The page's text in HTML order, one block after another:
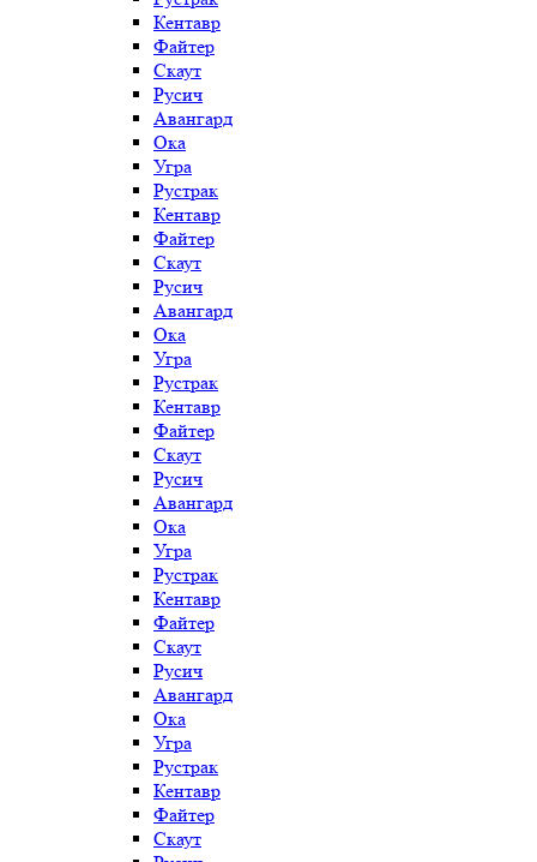
Кентавр
Файтер
Скаут
Русич
Авангард
Ока
Угра
Рустрак
Кентавр
Файтер
Скаут
Русич
Авангард
Ока
Угра
Рустрак
Кентавр
Файтер
Скаут
Русич
Авангард
Ока
Угра
Рустрак
Кентавр
Файтер
Скаут
Русич
Авангард
Ока
Угра
Рустрак
Кентавр
Файтер
Скаут